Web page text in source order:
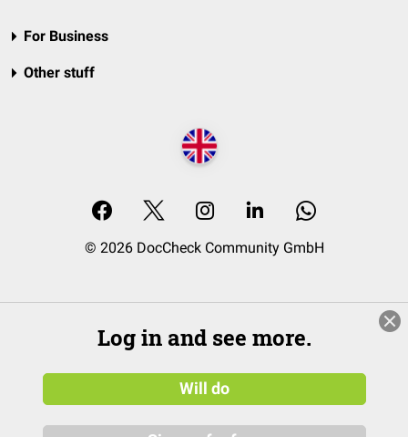
For Business
Other stuff
© 2026 DocCheck Community GmbH
Log in and see more.
Will do